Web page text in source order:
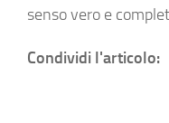
senso vero e
Condividi l'articolo: